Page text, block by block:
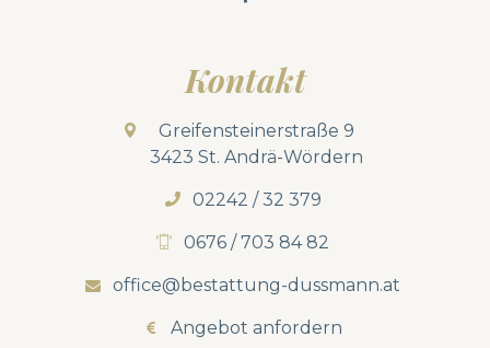
Kontakt
Greifensteinerstraße 9
3423 St. Andrä-Wördern
02242 / 32 379
0676 / 703 84 82
office@bestattung-dussmann.at
Angebot anfordern